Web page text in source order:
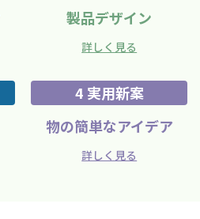
製品デザイン
詳しく見る
4 実用新案
物の簡単なアイデア
詳しく見る